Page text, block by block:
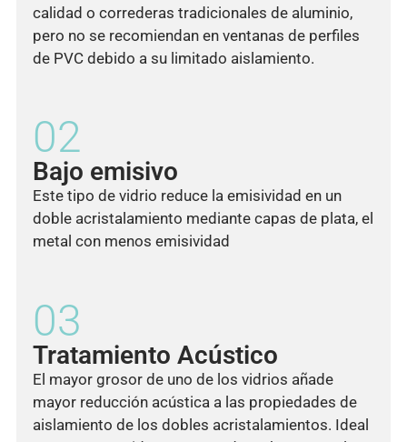
calidad o correderas tradicionales de aluminio,
pero no se recomiendan en ventanas de perfiles
de PVC debido a su limitado aislamiento.
02
Bajo emisivo
Este tipo de vidrio reduce la emisividad en un
doble acristalamiento mediante capas de plata, el
metal con menos emisividad
03
Tratamiento Acústico
El mayor grosor de uno de los vidrios añade
mayor reducción acústica a las propiedades de
aislamiento de los dobles acristalamientos. Ideal